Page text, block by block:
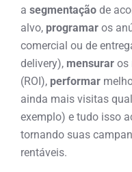
a segmentação de
alvo, programar os
comercial ou de
delivery), mensurar os
(ROI), performar
ainda mais visitas
exemplo) e tudo isso
tornando suas
rentáveis.